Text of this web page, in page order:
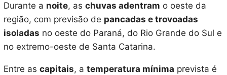
Durante a noite, as chuvas adentram o oeste da
região, com previsão de pancadas e trovoadas
isoladas no oeste do Paraná, do Rio Grande do Sul e
no extremo-oeste de Santa Catarina.
Entre as capitais, a temperatura mínima prevista é